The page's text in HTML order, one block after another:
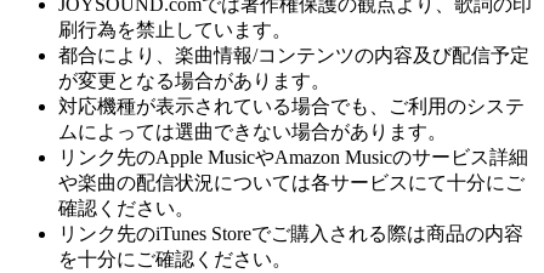
JOYSOUND.comでは著作権保護の観点より、歌詞の印
刷行為を禁止しています。
都合により、楽曲情報/コンテンツの内容及び配信予定
が変更となる場合があります。
対応機種が表示されている場合でも、ご利用のシステ
ムによっては選曲できない場合があります。
リンク先のApple MusicやAmazon Musicのサービス詳細
や楽曲の配信状況については各サービスにて十分にご
確認ください。
リンク先のiTunes Storeでご購入される際は商品の内容
を十分にご確認ください。